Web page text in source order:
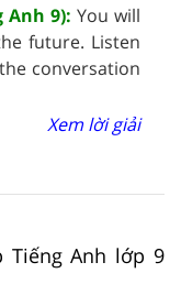
Anh 9): You will
future. Listen
conversation
Xem lời giải
Tiếng Anh lớp 9